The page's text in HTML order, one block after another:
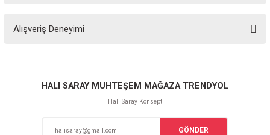
yetersiz gördüğünüz noktaları öneri formunu kullanarak tarafımıza
Ürün resmi kalitesiz, bozuk veya görüntülenemiyor.
Ürün açıklamasında eksik bilgiler bulunuyor.
Alışveriş Deneyimi
Sitemize ilk yorumu siz yapın!
HALI SARAY MUHTEŞEM MAĞAZA TRENDYOL
Halı Saray Konsept
GÖNDER